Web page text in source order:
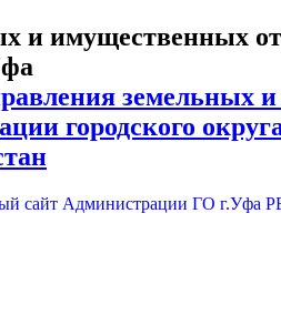
земельных
городского